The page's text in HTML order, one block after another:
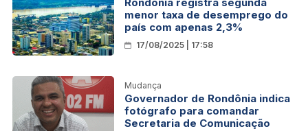
menor taxa de desemprego do
país com apenas 2,3%
17/08/2025 | 17:58
Mudança
Governador de Rondônia indica
fotógrafo para comandar
Secretaria de Comunicação